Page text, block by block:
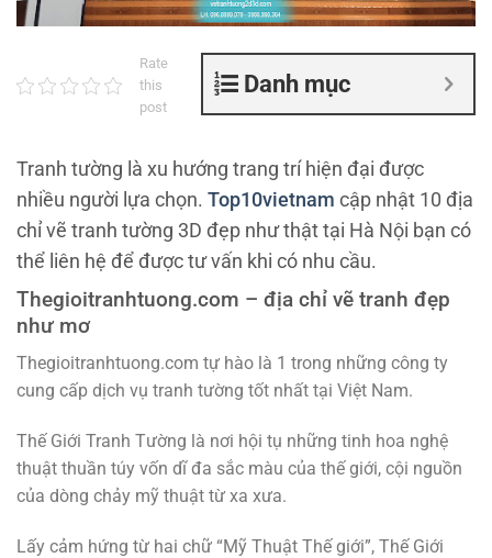
Danh mục
Rate
this
post
Tranh tường là xu hướng trang trí hiện đại được
nhiều người lựa chọn. Top10vietnam cập nhật 10 địa
chỉ vẽ tranh tường 3D đẹp như thật tại Hà Nội bạn có
thể liên hệ để được tư vấn khi có nhu cầu.
Thegioitranhtuong.com – địa chỉ vẽ tranh đẹp
như mơ
Thegioitranhtuong.com tự hào là 1 trong những công ty
cung cấp dịch vụ tranh tường tốt nhất tại Việt Nam.
Thế Giới Tranh Tường là nơi hội tụ những tinh hoa nghệ
thuật thuần túy vốn dĩ đa sắc màu của thế giới, cội nguồn
của dòng chảy mỹ thuật từ xa xưa.
Lấy cảm hứng từ hai chữ “Mỹ Thuật Thế giới”, Thế Giới